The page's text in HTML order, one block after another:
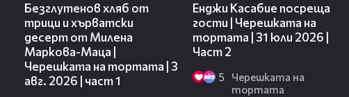
Безглутенов хляб от
трици и хърватски
десерт от Милена
Маркова-Маца |
Черешката на тортата | 3
авг. 2026 | част 1
Енджи Касабие посреща
гости | Черешката на
тортата | 31 юли 2026 |
Част 2
5
Черешката на
тортата